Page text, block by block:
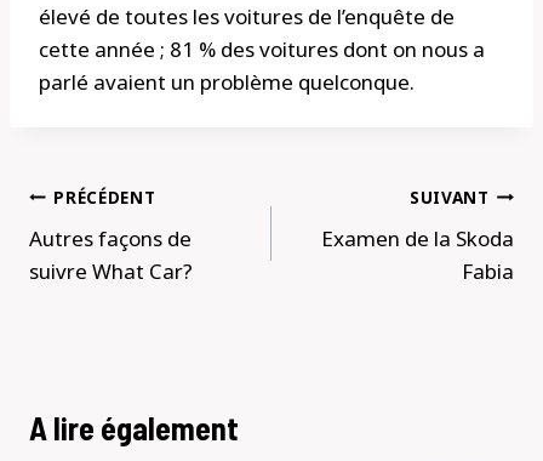
élevé de toutes les voitures de l’enquête de
cette année ; 81 % des voitures dont on nous a
parlé avaient un problème quelconque.
Navigation
de
l’article
PRÉCÉDENT
Autres façons de
suivre What Car?
SUIVANT
Examen de la Skoda
Fabia
A lire également